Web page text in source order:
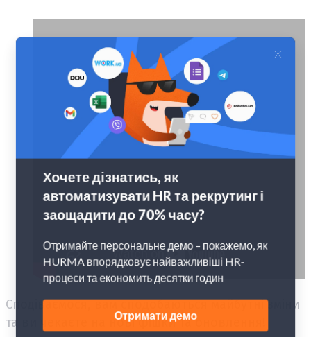
Сподіваємося, вам сподобаються майбутні зміни
та ви чекаєте на нові фішки та оновлення!